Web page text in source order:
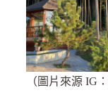
（圖片來源 IG